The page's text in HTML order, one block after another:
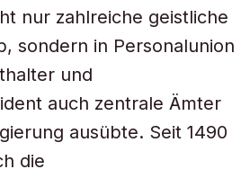
nur zahlreiche geistliche
sondern in Personalunion
und
auch zentrale Ämter
ausübte. Seit 1490
die